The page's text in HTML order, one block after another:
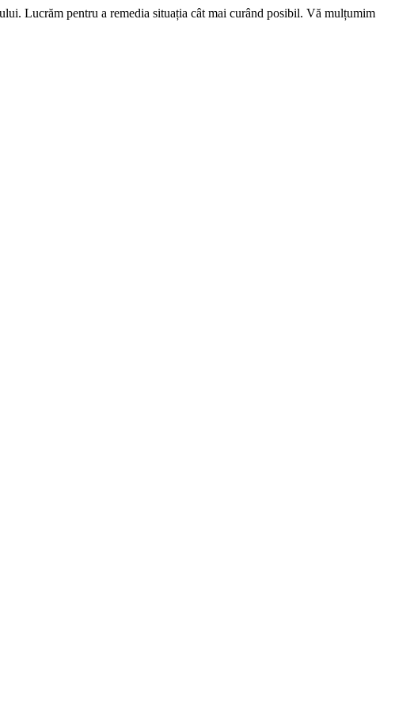
Lucrăm pentru a remedia situația cât mai curând posibil. Vă mulțumim